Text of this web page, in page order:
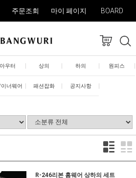
주문조회 마이 페이지 BOARD
아우터 상의 하의 원피스
너웨어 패션잡화 공지사항
R-246리본 홈웨어 상하의 세트